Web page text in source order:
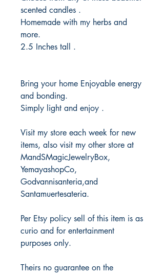
scented candles .
Homemade with my herbs and
more.
2.5 Inches tall .
Bring your home Enjoyable energy
and bonding.
Simply light and enjoy .
Visit my store each week for new
items, also visit my other store at
MandSMagicJewelryBox,
YemayashopCo,
Godvannisanteria,and
Santamuertesateria.
Per Etsy policy sell of this item is as
curio and for entertainment
purposes only.
Theirs no guarantee on the